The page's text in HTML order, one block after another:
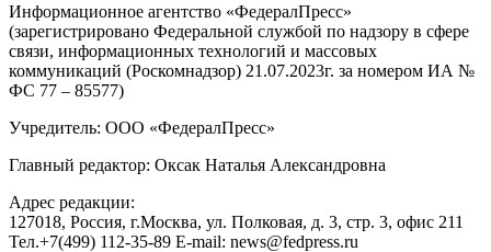
Информационное агентство «ФедералПресс»
(зарегистрировано Федеральной службой по надзору в сфере
связи, информационных технологий и массовых
коммуникаций (Роскомнадзор) 21.07.2023г. за номером ИА №
ФС 77 – 85577)
Учредитель: ООО «ФедералПресс»
Главный редактор: Оксак Наталья Александровна
Адрес редакции:
127018, Россия, г.Москва, ул. Полковая, д. 3, стр. 3, офис 211
Тел.+7(499) 112-35-89 E-mail: news@fedpress.ru